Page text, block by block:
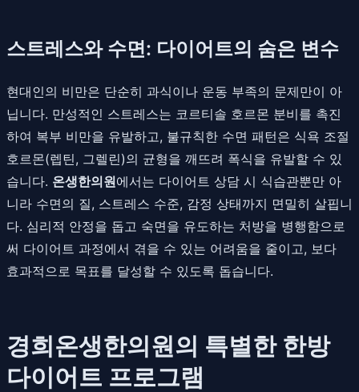
스트레스와 수면: 다이어트의 숨은 변수
현대인의 비만은 단순히 과식이나 운동 부족의 문제만이 아
닙니다. 만성적인 스트레스는 코르티솔 호르몬 분비를 촉진
하여 복부 비만을 유발하고, 불규칙한 수면 패턴은 식욕 조절
호르몬(렙틴, 그렐린)의 균형을 깨뜨려 폭식을 유발할 수 있
습니다. 온생한의원에서는 다이어트 상담 시 식습관뿐만 아
니라 수면의 질, 스트레스 수준, 감정 상태까지 면밀히 살핍니
다. 심리적 안정을 돕고 숙면을 유도하는 처방을 병행함으로
써 다이어트 과정에서 겪을 수 있는 어려움을 줄이고, 보다
효과적으로 목표를 달성할 수 있도록 돕습니다.
경희온생한의원의 특별한 한방
다이어트 프로그램